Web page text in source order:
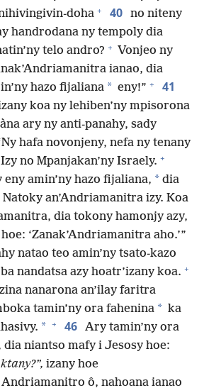
doha + 40 no niteny
handrodana ny tempoly dia
telo andro? + Vonjeo ny
ianao, dia
hazo fijaliana * eny!” + 41
koa ny lehiben’ny mpisorona
ary ny anti-panahy, sady
hafa novonjeny, nefa ny tenany
no Mpanjakan’ny Israely. +
amin’ny hazo fijaliana, * dia
Natoky an’Andriamanitra izy. Koa
dia tokony hamonjy azy,
‘Zanak’Andriamanitra aho.’”
natao teo amin’ny tsato-kazo
nandatsa azy hoatr’izany koa. +
nanarona an’ilay faritra
tamin’ny ora fahenina * ka
* + 46 Ary tamin’ny ora
niantso mafy i Jesosy hoe:
izany hoe
ô, nahoana ianao